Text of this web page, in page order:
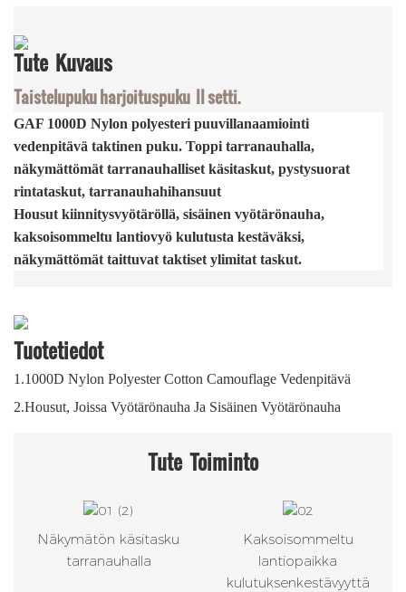
Tute Kuvaus
Taistelupuku harjoituspuku II setti.
GAF 1000D Nylon polyesteri puuvillanaamiointi
vedenpitävä taktinen puku. Toppi tarranauhalla,
näkymättömät tarranauhalliset käsitaskut, pystysuorat
rintataskut, tarranauhahihansuut
Housut kiinnitysvyötäröllä, sisäinen vyötärönauha,
kaksoisommeltu lantiovyö kulutusta kestäväksi,
näkymättömät taittuvat taktiset ylimitat taskut.
Tuotetiedot
1.1000D Nylon Polyester Cotton Camouflage Vedenpitävä
2.Housut, Joissa Vyötärönauha Ja Sisäinen Vyötärönauha
Tute Toiminto
Näkymätön käsitasku
tarranauhalla
Kaksoisommeltu
lantiopaikka
kulutuksenkestävyyttä